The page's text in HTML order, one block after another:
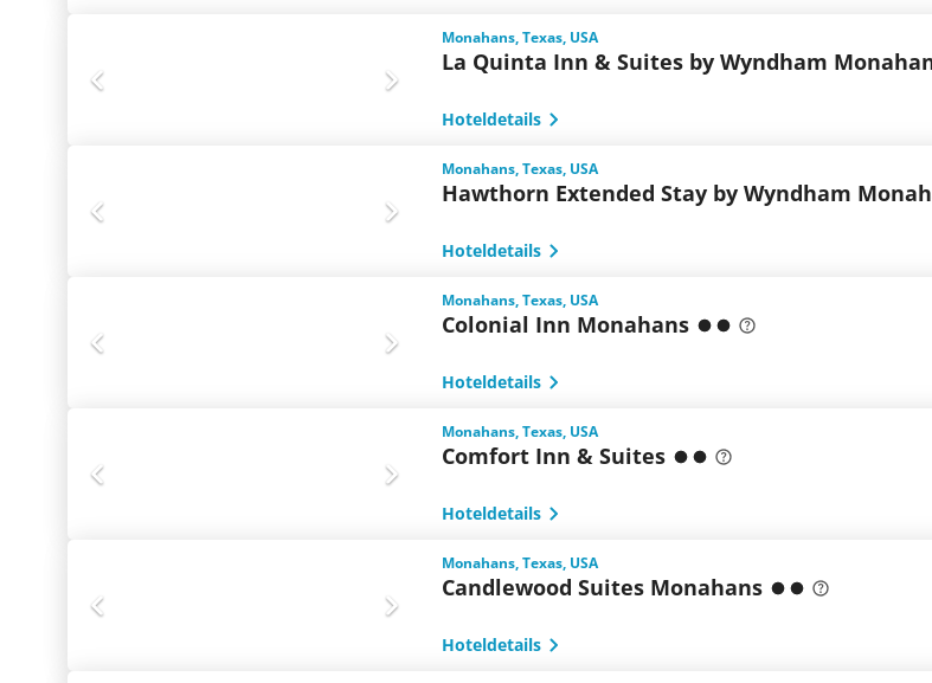
Monahans, Texas, USA
La Quinta Inn & Suites by Wyndham
Hoteldetails
Monahans, Texas, USA
Hawthorn Extended Stay by Wyndham
Hoteldetails
Monahans, Texas, USA
Colonial Inn Monahans
Hoteldetails
Monahans, Texas, USA
Comfort Inn & Suites
Hoteldetails
Monahans, Texas, USA
Candlewood Suites Monahans
Hoteldetails